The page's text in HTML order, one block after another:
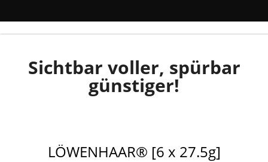
Sichtbar voller, spürbar
günstiger!
LÖWENHAAR® [6 x 27.5g]